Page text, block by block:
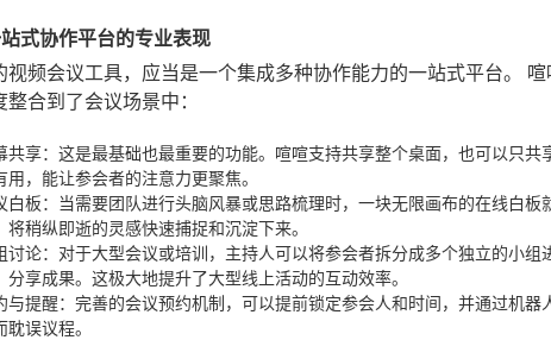
式协作平台的专业表现
视频会议工具，应当是一个集成多种协作能力的一站式平台。 喧
整合到了会议场景中：
共享：这是最基础也最重要的功能。喧喧支持共享整个桌面，也可以只
用，能让参会者的注意力更聚焦。
白板：当需要团队进行头脑风暴或思路梳理时，一块无限画布的在线白
将稍纵即逝的灵感快速捕捉和沉淀下来。
讨论：对于大型会议或培训，主持人可以将参会者拆分成多个独立的小
分享成果。这极大地提升了大型线上活动的互动效率。
与提醒：完善的会议预约机制，可以提前锁定参会人和时间，并通过机
耽误议程。